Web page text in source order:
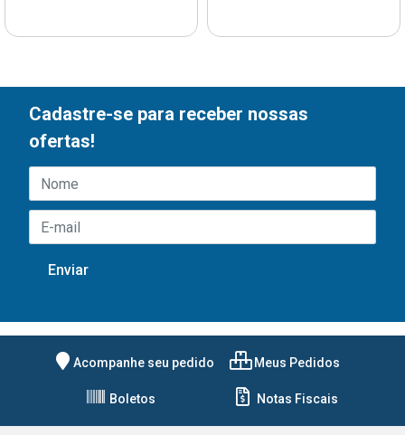
Cadastre-se para receber nossas
ofertas!
Acompanhe seu pedido Meus Pedidos
Boletos Notas Fiscais